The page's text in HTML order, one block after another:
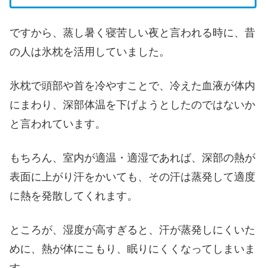
ですから、蒸し暑く寝苦しい夜と言われる時に、昔
の人は氷枕を活用していました。
氷枕で頭部や首を冷やすことで、冷えた血液が体内
にまわり、深部体温を下げようとしたのではないか
と言われています。
もちろん、室内が適温・適湿であれば、深部の熱が
表面に上がり汗をかいても、その汗は蒸発して適度
に熱を発散してくれます。
ところが、湿度が高すぎると、汗が蒸発しにくいた
めに、熱が体にこもり、眠りにくくなってしまいま